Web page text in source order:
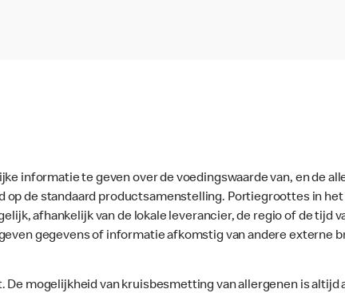
informatie te geven over de voedingswaarde van, en de
op de standaard productsamenstelling. Portiegroottes in
afhankelijk van de lokale leverancier, de regio of de tijd
gegevens of informatie afkomstig van andere externe
mogelijkheid van kruisbesmetting van allergenen is altijd